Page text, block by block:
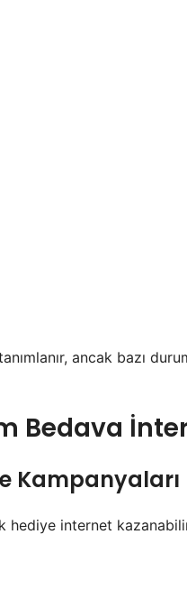
ancak bazı
Bedava
Kampanyaları
hediye internet